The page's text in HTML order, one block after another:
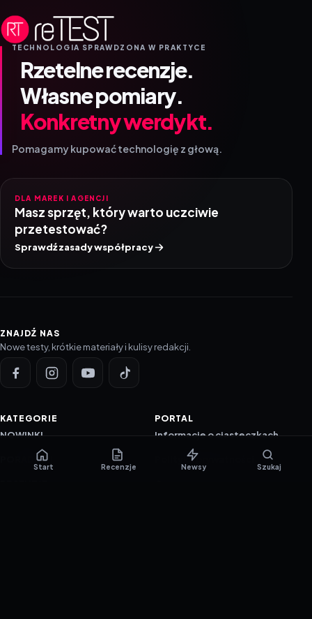
TECHNOLOGIA SPRAWDZONA W PRAKTYCE
Rzetelne recenzje.
Własne pomiary.
Konkretny werdykt.
Pomagamy kupować technologię z głową.
DLA MAREK I AGENCJI
Masz sprzęt, który warto uczciwie
przetestować?
Sprawdź zasady współpracy
ZNAJDŹ NAS
Nowe testy, krótkie materiały i kulisy redakcji.
KATEGORIE
NOWINKI
PORADNIKI
PORTAL
Informacje o ciasteczkach
Polityka prywatności
Start Recenzje Newsy Szukaj